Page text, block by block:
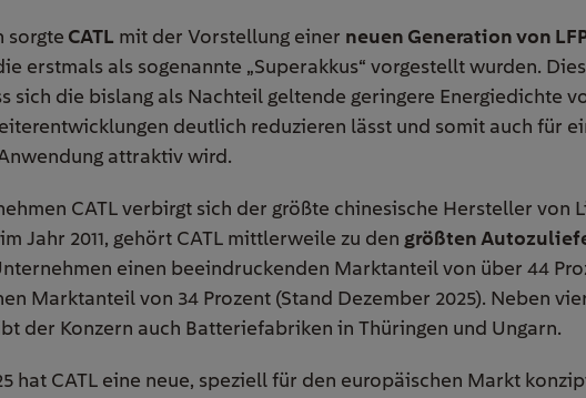
sorgte CATL mit der Vorstellung einer neuen Generation von
erstmals als sogenannte „Superakkus“ vorgestellt wurden.
sich die bislang als Nachteil geltende geringere Energiedichte
deutlich reduzieren lässt und somit auch für
attraktiv wird.
CATL verbirgt sich der größte chinesische Hersteller von
Jahr 2011, gehört CATL mittlerweile zu den größten
einen beeindruckenden Marktanteil von über 44
Marktanteil von 34 Prozent (Stand Dezember 2025). Neben
der Konzern auch Batteriefabriken in Thüringen und Ungarn.
hat CATL eine neue, speziell für den europäischen Markt